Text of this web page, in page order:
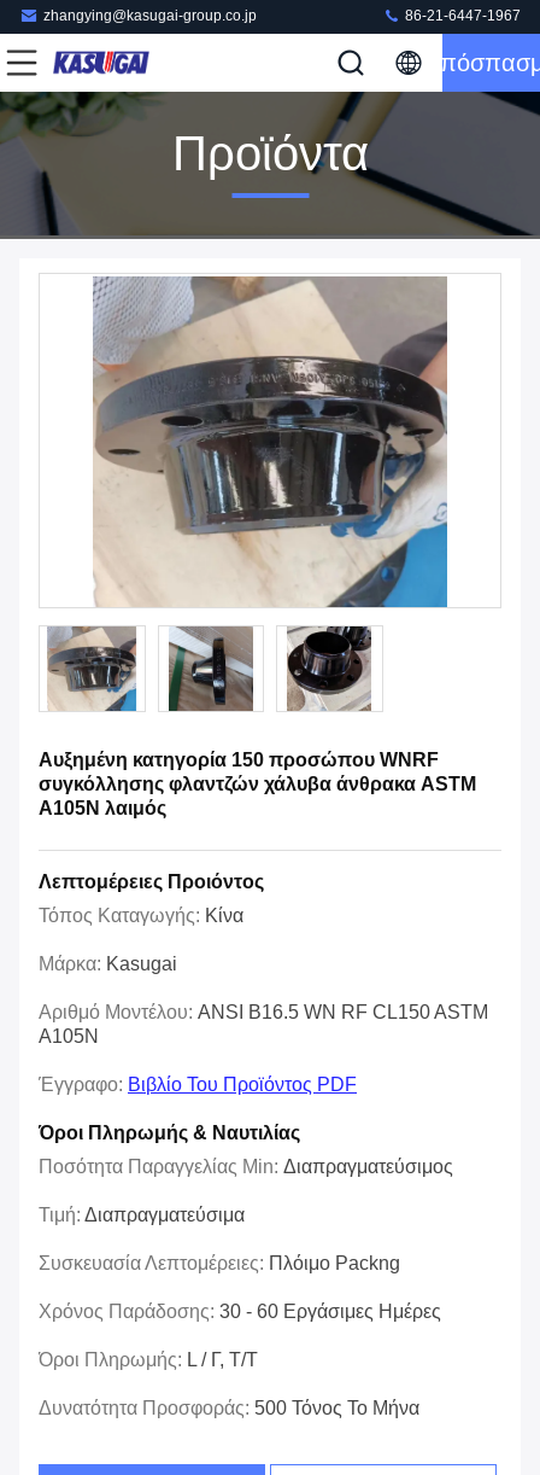
zhangying@kasugai-group.co.jp 86-21-6447-1967
Προϊόντα
Αυξημένη κατηγορία 150 προσώπου WNRF
συγκόλλησης φλαντζών χάλυβα άνθρακα ASTM
A105N λαιμός
Λεπτομέρειες Προιόντος
Τόπος Καταγωγής: Κίνα
Μάρκα: Kasugai
Αριθμό Μοντέλου: ANSI B16.5 WN RF CL150 ASTM
A105N
Έγγραφο: Βιβλίο Του Προϊόντος PDF
Όροι Πληρωμής & Ναυτιλίας
Ποσότητα Παραγγελίας Min: Διαπραγματεύσιμος
Τιμή: Διαπραγματεύσιμα
Συσκευασία Λεπτομέρειες: Πλόιμο Packng
Χρόνος Παράδοσης: 30 - 60 Εργάσιμες Ημέρες
Όροι Πληρωμής: L / Γ, Τ/Τ
Δυνατότητα Προσφοράς: 500 Τόνος Το Μήνα